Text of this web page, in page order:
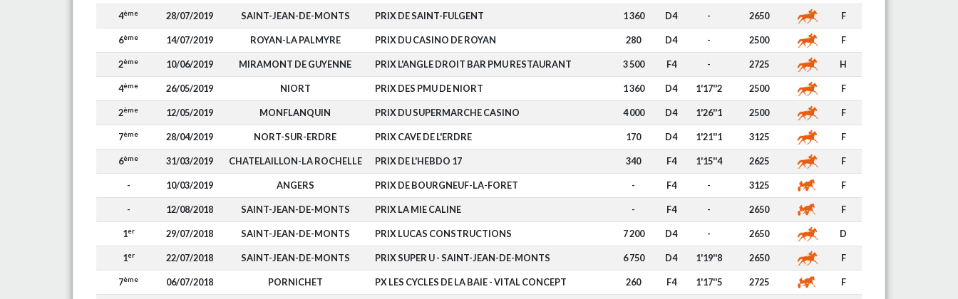
4ème 28/07/2019 SAINT-JEAN-DE-MONTS PRIX DE SAINT-FULGENT 1 360 D4 - 2650 F
6ème 14/07/2019 ROYAN-LA PALMYRE PRIX DU CASINO DE ROYAN 280 D4 - 2500 F
2ème 10/06/2019 MIRAMONT DE GUYENNE PRIX L'ANGLE DROIT BAR PMU RESTAURANT 3 500 F4 - 2725 H
4ème 26/05/2019 NIORT PRIX DES PMU DE NIORT 1 360 D4 1'17''2 2500 F
2ème 12/05/2019 MONFLANQUIN PRIX DU SUPERMARCHE CASINO 4 000 D4 1'26''1 2500 F
7ème 28/04/2019 NORT-SUR-ERDRE PRIX CAVE DE L'ERDRE 170 D4 1'21''1 3125 F
6ème 31/03/2019 CHATELAILLON-LA ROCHELLE PRIX DE L'HEBDO 17 340 F4 1'15''4 2625 F
- 10/03/2019 ANGERS PRIX DE BOURGNEUF-LA-FORET - F4 - 3125 F
- 12/08/2018 SAINT-JEAN-DE-MONTS PRIX LA MIE CALINE - F4 - 2650 F
1er 29/07/2018 SAINT-JEAN-DE-MONTS PRIX LUCAS CONSTRUCTIONS 7 200 D4 - 2650 D
1er 22/07/2018 SAINT-JEAN-DE-MONTS PRIX SUPER U - SAINT-JEAN-DE-MONTS 6 750 D4 1'19''8 2650 F
7ème 06/07/2018 PORNICHET PX LES CYCLES DE LA BAIE - VITAL CONCEPT 260 F4 1'17''5 2725 F